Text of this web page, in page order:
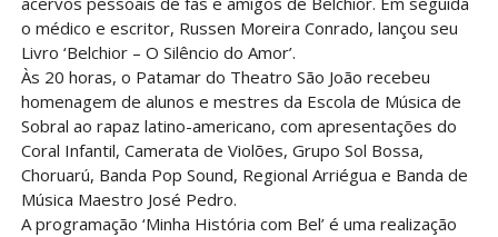
o médico e escritor, Russen Moreira Conrado, lançou seu
Livro ‘Belchior – O Silêncio do Amor’.
Às 20 horas, o Patamar do Theatro São João recebeu
homenagem de alunos e mestres da Escola de Música de
Sobral ao rapaz latino-americano, com apresentações do
Coral Infantil, Camerata de Violões, Grupo Sol Bossa,
Choruarú, Banda Pop Sound, Regional Arriégua e Banda de
Música Maestro José Pedro.
A programação ‘Minha História com Bel’ é uma realização